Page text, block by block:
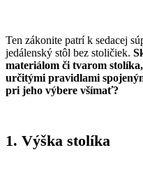
Ten zákonite patrí k sedacej
jedálenský stôl bez stoličiek.
materiálom či tvarom
určitými pravidlami
pri jeho výbere všímať?
1. Výška stolíka